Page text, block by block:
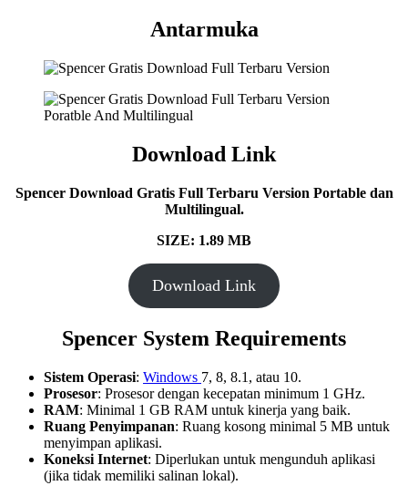
Antarmuka
Download Link
Spencer Download Gratis Full Terbaru Version Portable dan
Multilingual.
SIZE: 1.89 MB
Download Link
Spencer System Requirements
Sistem Operasi: Windows 7, 8, 8.1, atau 10.
Prosesor: Prosesor dengan kecepatan minimum 1 GHz.
RAM: Minimal 1 GB RAM untuk kinerja yang baik.
Ruang Penyimpanan: Ruang kosong minimal 5 MB untuk
menyimpan aplikasi.
Koneksi Internet: Diperlukan untuk mengunduh aplikasi
(jika tidak memiliki salinan lokal).